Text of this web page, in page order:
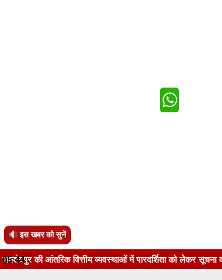
इस खबर को सुनें
व्यवस्थाओं में पारदर्शिता को लेकर सूचना का अधिकार
05:44